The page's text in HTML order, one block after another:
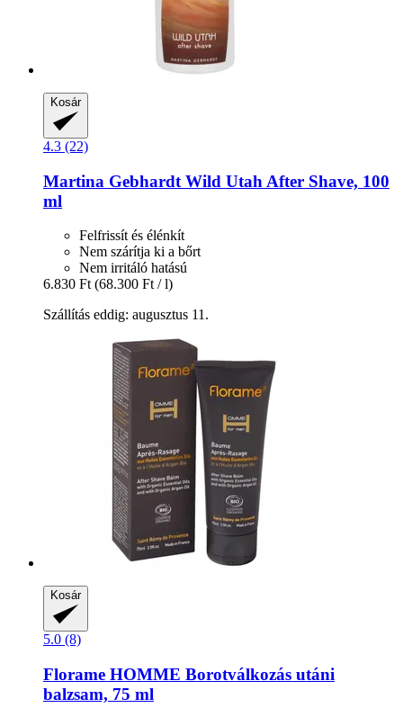
Kosár
4.3 (22)
Martina Gebhardt Wild Utah After Shave, 100
ml
Felfrissít és élénkít
Nem szárítja ki a bőrt
Nem irritáló hatású
6.830 Ft (68.300 Ft / l)
Szállítás eddig: augusztus 11.
Kosár
5.0 (8)
Florame HOMME Borotválkozás utáni
balzsam, 75 ml